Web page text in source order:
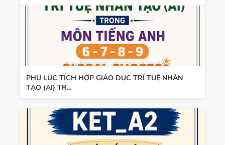
PHỤ LỤC TÍCH HỢP GIÁO DỤC TRÍ TUỆ NHÂN
TẠO (AI) TR...